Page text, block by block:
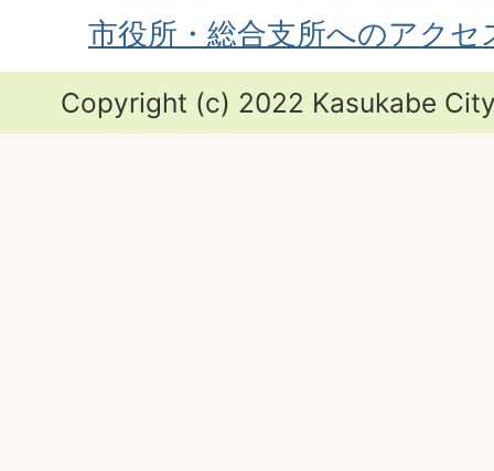
市役所・総合支所へのアクセ
Copyright (c) 2022 Kasukabe